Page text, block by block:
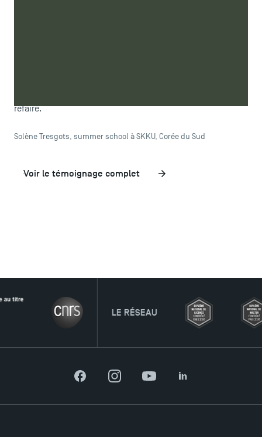
TSM Doctoral Programme
refaire.
Solène Tresgots, summer school à SKKU, Corée du Sud
Voir le témoignage complet
LE RÉSEAU
FacebookInstagramYouTubeLinkedIn